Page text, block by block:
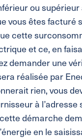
ou
vous êtes facturé
cette
et ce, en
demander une
réalisée par
rien, vous
à l’adresse
démarche
en le